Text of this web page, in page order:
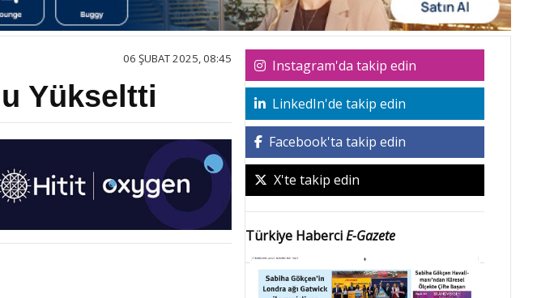
06 ŞUBAT 2025, 08:45
Yükseltti
Instagram'da takip edin
LinkedIn'de takip edin
Facebook'ta takip edin
X'te takip edin
Türkiye HaberciE-Gazete